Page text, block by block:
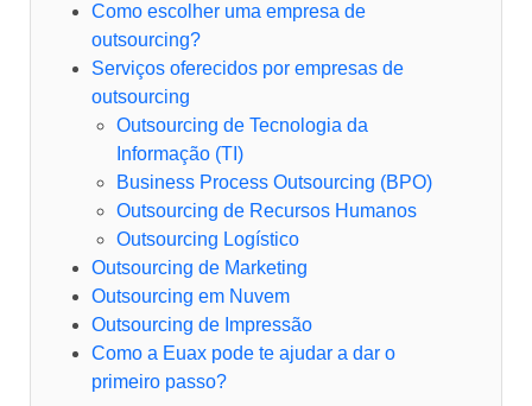
Como escolher uma empresa de
outsourcing?
Serviços oferecidos por empresas de
outsourcing
Outsourcing de Tecnologia da
Informação (TI)
Business Process Outsourcing (BPO)
Outsourcing de Recursos Humanos
Outsourcing Logístico
Outsourcing de Marketing
Outsourcing em Nuvem
Outsourcing de Impressão
Como a Euax pode te ajudar a dar o
primeiro passo?